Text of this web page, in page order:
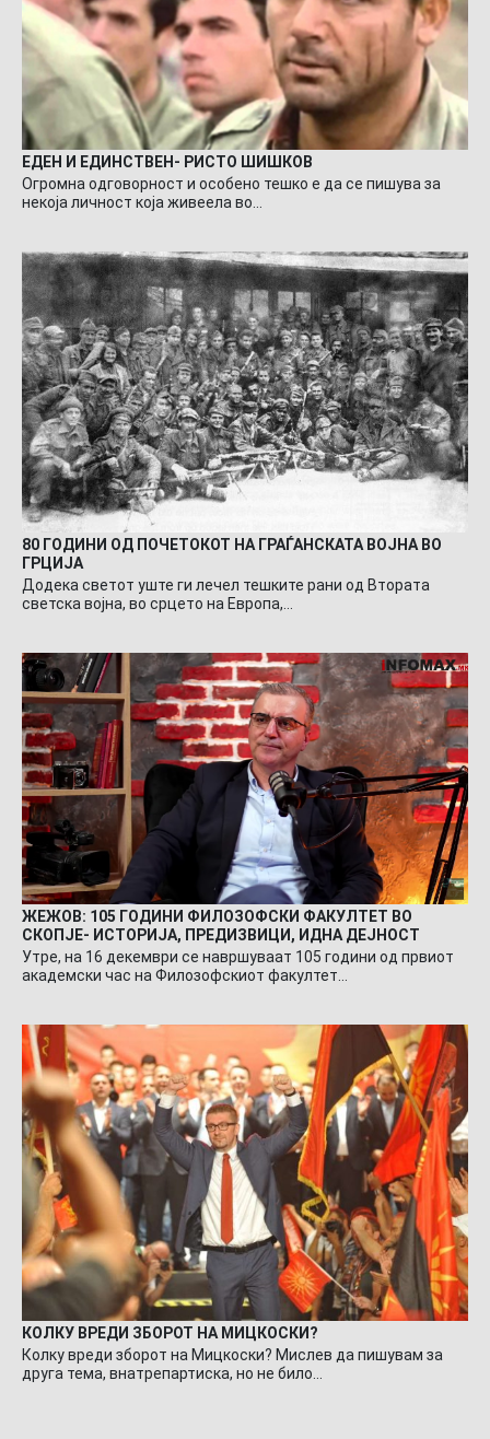
ЕДЕН И ЕДИНСТВЕН- РИСТО ШИШКОВ
Огромна одговорност и особено тешко е да се пишува за
некоја личност која живеела во…
80 ГОДИНИ ОД ПОЧЕТОКОТ НА ГРАЃАНСКАТА ВОЈНА ВО
ГРЦИЈА
Додека светот уште ги лечел тешките рани од Втората
светска војна, во срцето на Европа,…
ЖЕЖОВ: 105 ГОДИНИ ФИЛОЗОФСКИ ФАКУЛТЕТ ВО
СКОПЈЕ- ИСТОРИЈА, ПРЕДИЗВИЦИ, ИДНА ДЕЈНОСТ
Утре, на 16 декември се навршуваат 105 години од првиот
академски час на Филозофскиот факултет…
КОЛКУ ВРЕДИ ЗБОРОТ НА МИЦКОСКИ?
Колку вреди зборот на Мицкоски? Мислев да пишувам за
друга тема, внатрепартиска, но не било…